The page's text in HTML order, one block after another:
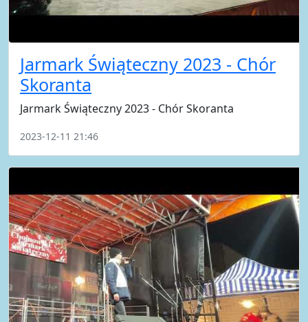
Jarmark Świąteczny 2023 - Chór
Skoranta
Jarmark Świąteczny 2023 - Chór Skoranta
2023-12-11 21:46